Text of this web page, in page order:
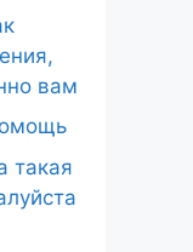
вам
такая